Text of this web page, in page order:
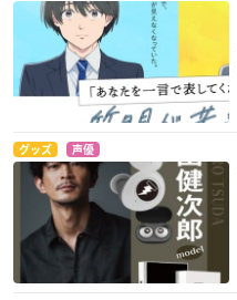
グッズ 声優